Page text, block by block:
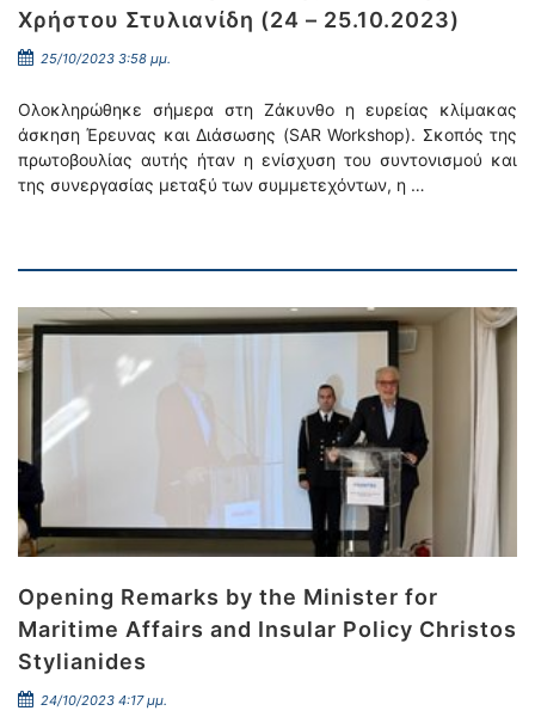
Χρήστου Στυλιανίδη (24 – 25.10.2023)
25/10/2023 3:58 μμ.
Ολοκληρώθηκε σήμερα στη Ζάκυνθο η ευρείας κλίμακας
άσκηση Έρευνας και Διάσωσης (SAR Workshop). Σκοπός της
πρωτοβουλίας αυτής ήταν η ενίσχυση του συντονισμού και
της συνεργασίας μεταξύ των συμμετεχόντων, η …
Opening Remarks by the Minister for
Maritime Affairs and Insular Policy Christos
Stylianides
24/10/2023 4:17 μμ.